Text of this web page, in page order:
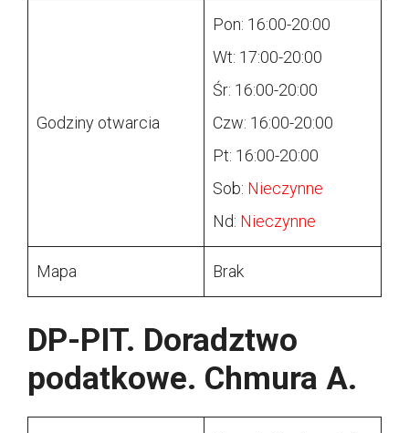
Godziny otwarcia
Pon: 16:00-20:00
Wt: 17:00-20:00
Śr: 16:00-20:00
Czw: 16:00-20:00
Pt: 16:00-20:00
Sob: Nieczynne
Nd: Nieczynne
Mapa Brak
DP-PIT. Doradztwo
podatkowe. Chmura A.